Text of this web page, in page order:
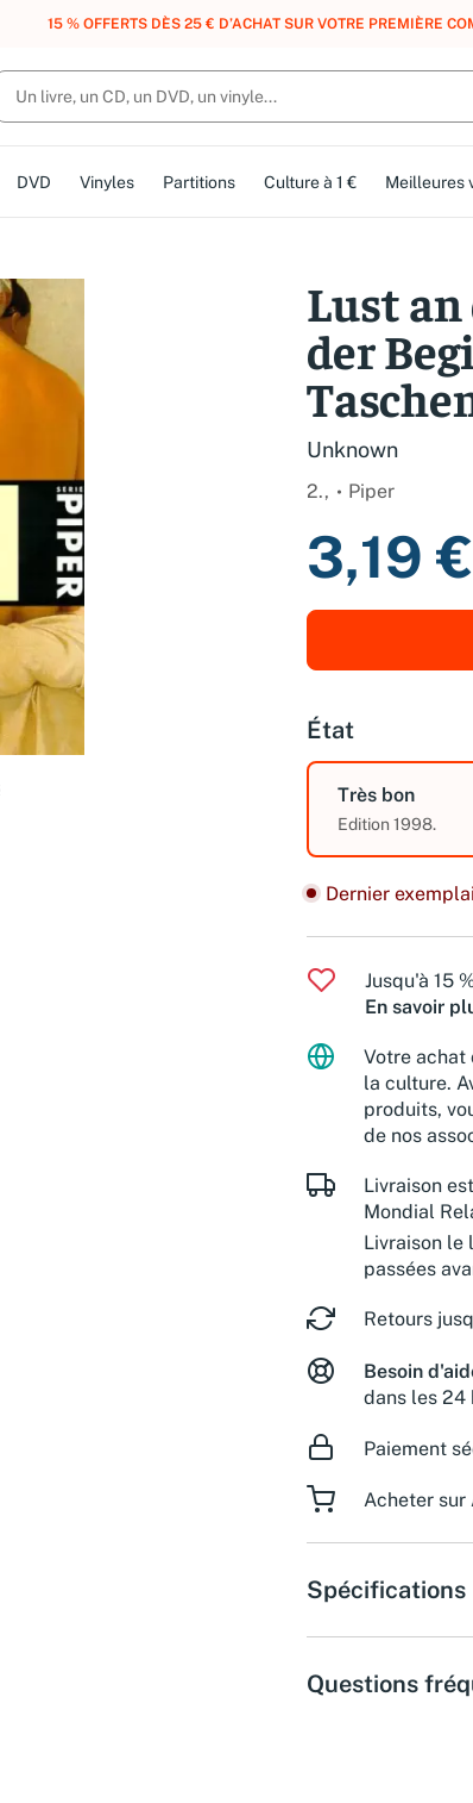
DES POINTS, DES RÉCOMPENSES :REJOIGNEZ
DVD Vinyles Partitions Culture à 1 € Meilleures
Lust an
der
Unknown
2., Piper
3,19 €
État
Très bon
Edition 1998.
Dernier
Jusqu'à 15
En savoir
Votre achat
la culture.
produits,
de nos
Livraison
Mondial
Livraison le
passées
Retours
Besoin
dans les 24
Paiement
Acheter sur
Spécifications
Questions